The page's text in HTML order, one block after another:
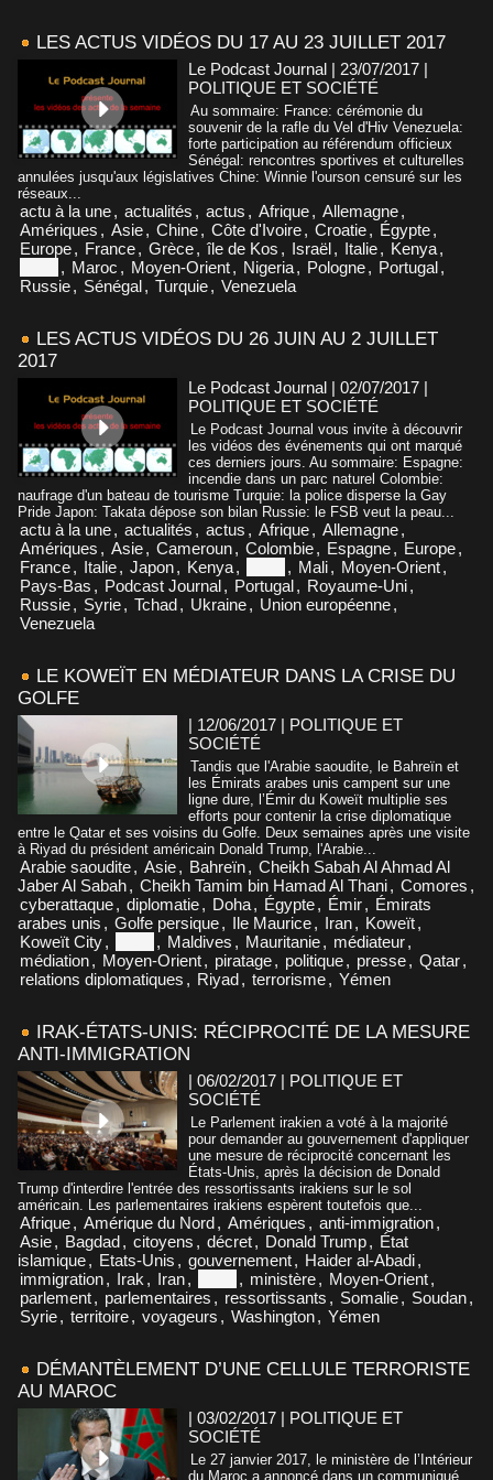
LES ACTUS VIDÉOS DU 17 AU 23 JUILLET 2017
Le Podcast Journal | 23/07/2017 |
POLITIQUE ET SOCIÉTÉ
Au sommaire: France: cérémonie du
souvenir de la rafle du Vel d'Hiv Venezuela:
forte participation au référendum officieux
Sénégal: rencontres sportives et culturelles
annulées jusqu'aux législatives Chine: Winnie l'ourson censuré sur les
réseaux...
actu à la une, actualités , actus , Afrique, Allemagne,
Amériques , Asie, Chine, Côte d'Ivoire, Croatie, Égypte,
Europe, France, Grèce, île de Kos , Israël, Italie, Kenya,
, Maroc , Moyen-Orient, Nigeria, Pologne, Portugal,
Russie, Sénégal, Turquie, Venezuela
LES ACTUS VIDÉOS DU 26 JUIN AU 2 JUILLET
2017
Le Podcast Journal | 02/07/2017 |
POLITIQUE ET SOCIÉTÉ
Le Podcast Journal vous invite à découvrir
les vidéos des événements qui ont marqué
ces derniers jours. Au sommaire: Espagne:
incendie dans un parc naturel Colombie:
naufrage d'un bateau de tourisme Turquie: la police disperse la Gay
Pride Japon: Takata dépose son bilan Russie: le FSB veut la peau...
actu à la une, actualités , actus , Afrique, Allemagne,
Amériques , Asie, Cameroun, Colombie, Espagne, Europe,
France, Italie, Japon, Kenya, , Mali, Moyen-Orient,
Pays-Bas , Podcast Journal, Portugal, Royaume-Uni,
Russie, Syrie, Tchad, Ukraine, Union européenne,
Venezuela
LE KOWEÏT EN MÉDIATEUR DANS LA CRISE DU
GOLFE
| 12/06/2017 | POLITIQUE ET
SOCIÉTÉ
Tandis que l'Arabie saoudite, le Bahreïn et
les Émirats arabes unis campent sur une
ligne dure, l’Émir du Koweït multiplie ses
efforts pour contenir la crise diplomatique
entre le Qatar et ses voisins du Golfe. Deux semaines après une visite
à Riyad du président américain Donald Trump, l'Arabie...
Arabie saoudite, Asie, Bahreïn, Cheikh Sabah Al Ahmad Al
Jaber Al Sabah, Cheikh Tamim bin Hamad Al Thani, Comores ,
cyberattaque, diplomatie, Doha, Égypte, Émir, Émirats
arabes unis , Golfe persique, Ile Maurice, Iran, Koweït,
Koweït City, , Maldives , Mauritanie, médiateur,
médiation, Moyen-Orient, piratage, politique, presse, Qatar,
relations diplomatiques , Riyad, terrorisme, Yémen
IRAK-ÉTATS-UNIS: RÉCIPROCITÉ DE LA MESURE
ANTI-IMMIGRATION
| 06/02/2017 | POLITIQUE ET
SOCIÉTÉ
Le Parlement irakien a voté à la majorité
pour demander au gouvernement d'appliquer
une mesure de réciprocité concernant les
États-Unis, après la décision de Donald
Trump d'interdire l'entrée des ressortissants irakiens sur le sol
américain. Les parlementaires irakiens espèrent toutefois que...
Afrique, Amérique du Nord, Amériques , anti-immigration,
Asie, Bagdad, citoyens , décret, Donald Trump, État
islamique, Etats-Unis , gouvernement, Haider al-Abadi,
immigration, Irak , Iran, , ministère, Moyen-Orient,
parlement, parlementaires , ressortissants , Somalie, Soudan,
Syrie, territoire, voyageurs , Washington, Yémen
DÉMANTÈLEMENT D’UNE CELLULE TERRORISTE
AU MAROC
| 03/02/2017 | POLITIQUE ET
SOCIÉTÉ
Le 27 janvier 2017, le ministère de l’Intérieur
du Maroc a annoncé dans un communiqué